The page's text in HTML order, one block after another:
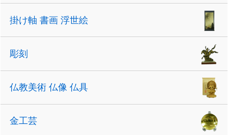
掛け軸 書画 浮世絵
彫刻
仏教美術 仏像 仏具
金工芸